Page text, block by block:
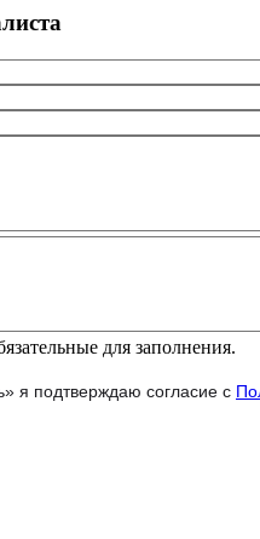
для заполнения.
я подтверждаю согласие с